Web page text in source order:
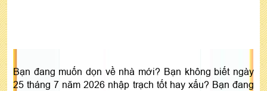
Bạn đang muốn dọn về nhà mới? Bạn không biết ngày
25 tháng 7 năm 2026 nhập trạch tốt hay xấu? Bạn đang